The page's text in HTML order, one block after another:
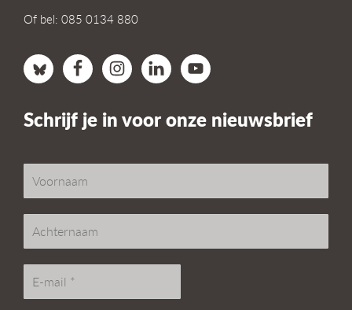
Of bel: 085 0134 880
Schrijf je in voor onze nieuwsbrief